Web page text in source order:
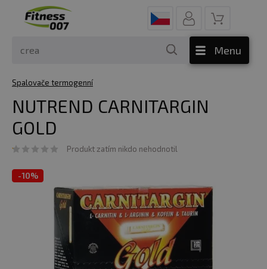
Menu
Spalovače termogenní
NUTREND CARNITARGIN
GOLD
Produkt zatím nikdo nehodnotil
-10%